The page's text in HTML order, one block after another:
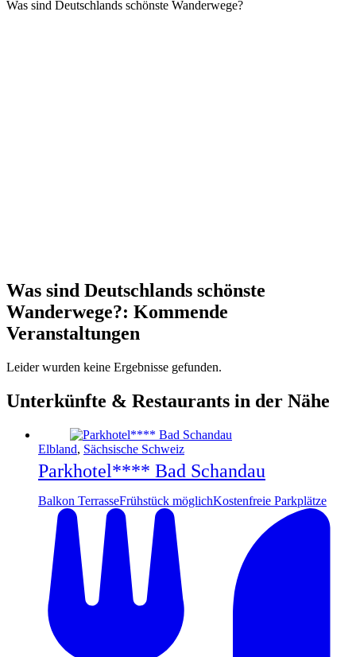
Was sind Deutschlands schönste Wanderwege?
Was sind Deutschlands schönste
Wanderwege?: Kommende
Veranstaltungen
Leider wurden keine Ergebnisse gefunden.
Unterkünfte & Restaurants in der Nähe
Elbland, Sächsische Schweiz
Parkhotel**** Bad Schandau
Balkon TerrasseFrühstück möglichKostenfreie Parkplätze